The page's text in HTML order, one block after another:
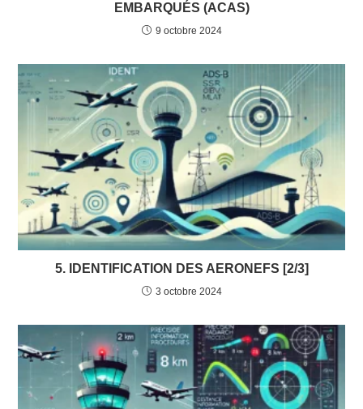
EMBARQUÉS (ACAS)
9 octobre 2024
5. IDENTIFICATION DES AERONEFS [2/3]
3 octobre 2024